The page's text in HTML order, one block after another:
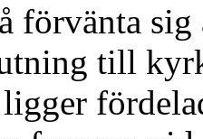
förvänta sig
till